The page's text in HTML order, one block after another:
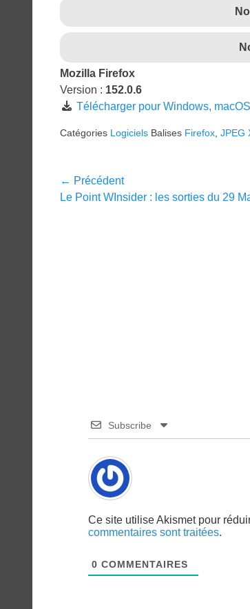
Mozilla Firefox
Version : 152.0.6
Télécharger pour Windows,
Catégories Logiciels Balises Firefox JPEG
Navigation
← Précédent
Article
Le Point WInsider : les sorties du 29
Subscribe
Ce site utilise Akismet pour
commentaires sont traitées.
0 COMMENTAIRES